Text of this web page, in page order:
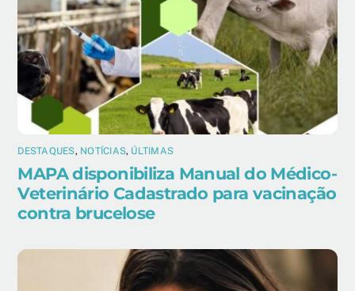
DESTAQUES, NOTÍCIAS, ÚLTIMAS
MAPA disponibiliza Manual do Médico-
Veterinário Cadastrado para vacinação
contra brucelose